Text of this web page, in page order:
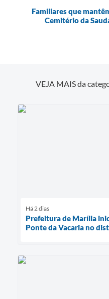
Familiares que
Cemitério da
VEJA MAIS da
Há 2 dias
Prefeitura de Marília
Ponte da Vacaria no